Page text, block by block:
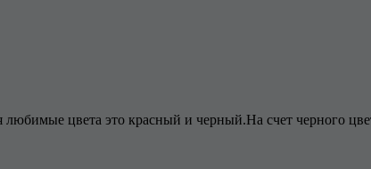
цвета это красный и черный.На счет черного